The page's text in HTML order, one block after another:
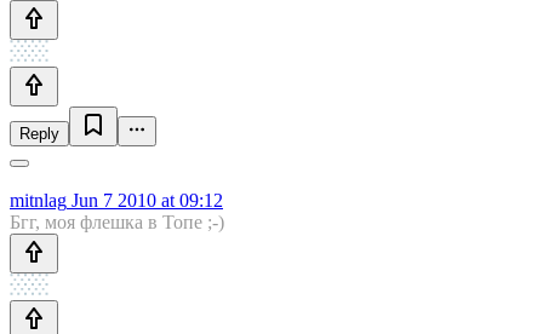
Reply
mitnlag Jun 7 2010 at 09:12
Бгг, моя флешка в Топе ;-)